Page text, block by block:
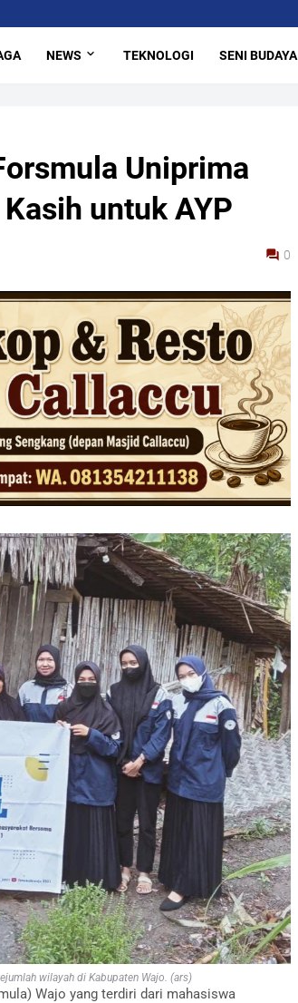
NEWS TEKNOLOGI SENI BUDAYA
Uniprima
untuk AYP
0
wilayah di Kabupaten Wajo. (ars)
Wajo yang terdiri dari mahasiswa